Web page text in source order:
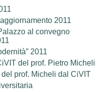
2011
al convegno
2011
del prof. Pietro Micheli
prof. Micheli dal CiVIT